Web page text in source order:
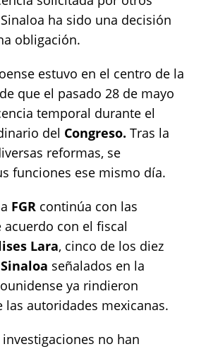
ha sido una decisión
obligación.
estuvo en el centro de la
que el pasado 28 de mayo
temporal durante el
del Congreso. Tras la
reformas, se
funciones ese mismo día.
FGR continúa con las
con el fiscal
Lara, cinco de los diez
Sinaloa señalados en la
ya rindieron
las autoridades mexicanas.
no han